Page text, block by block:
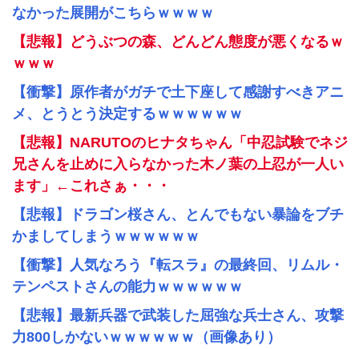
なかった展開がこちらｗｗｗｗ
【悲報】どうぶつの森、どんどん態度が悪くなるｗ
ｗｗｗ
【衝撃】原作者がガチで土下座して感謝すべきアニ
メ、とうとう決定するｗｗｗｗｗｗ
【悲報】NARUTOのヒナタちゃん「中忍試験でネジ
兄さんを止めに入らなかった木ノ葉の上忍が一人い
ます」←これさぁ・・・
【悲報】ドラゴン桜さん、とんでもない暴論をブチ
かましてしまうｗｗｗｗｗｗ
【衝撃】人気なろう『転スラ』の最終回、リムル・
テンペストさんの能力ｗｗｗｗｗｗ
【悲報】最新兵器で武装した屈強な兵士さん、攻撃
力800しかないｗｗｗｗｗｗ（画像あり）